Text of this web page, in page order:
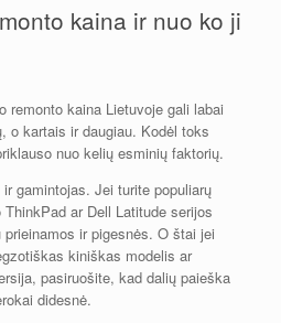
kaina ir nuo ko ji
remonto kaina Lietuvoje gali labai
o kartais ir daugiau. Kodėl toks
nuo kelių esminių faktorių.
gamintojas. Jei turite populiarų
ar Dell Latitude serijos
ir pigesnės. O štai jei
kiniškas modelis ar
pasiruošite, kad dalių paieška
didesnė.